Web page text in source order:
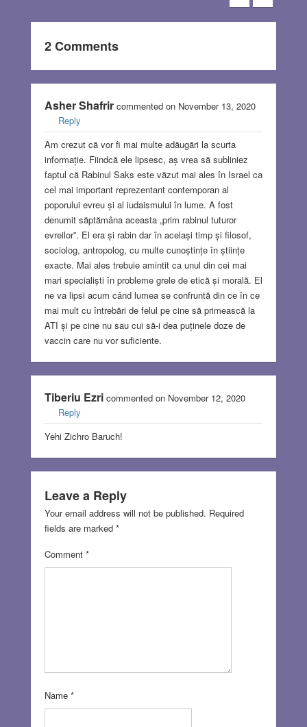
2 Comments
Asher Shafrircommented on November 13, 2020
Reply
Am crezut că vor fi mai multe adăugări la scurta
informație. Fiindcă ele lipsesc, aș vrea să subliniez
faptul că Rabinul Saks este văzut mai ales în Israel ca
cel mai important reprezentant contemporan al
poporului evreu și al iudaismului în lume. A fost
denumit săptămâna aceasta „prim rabinul tuturor
evreilor”. El era și rabin dar în același timp și filosof,
sociolog, antropolog, cu multe cunoștințe în științe
exacte. Mai ales trebuie amintit ca unul din cei mai
mari specialiști în probleme grele de etică și morală. El
ne va lipsi acum când lumea se confruntă din ce în ce
mai mult cu întrebări de felul pe cine să primească la
ATI și pe cine nu sau cui să-i dea puținele doze de
vaccin care nu vor suficiente.
Tiberiu Ezricommented on November 12, 2020
Reply
Yehi Zichro Baruch!
Leave a Reply
Your email address will not be published. Required
fields are marked *
Comment *
Name *